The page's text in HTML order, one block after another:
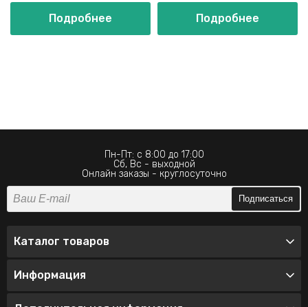
Подробнее Подробнее
Пн-Пт: с 8:00 до 17:00
Сб, Вс - выходной
Онлайн заказы - круглосуточно
Подписаться
Каталог товаров
Информация